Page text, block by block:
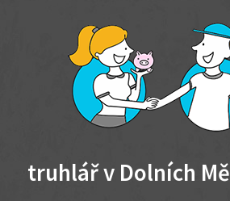
truhlář v Dolních